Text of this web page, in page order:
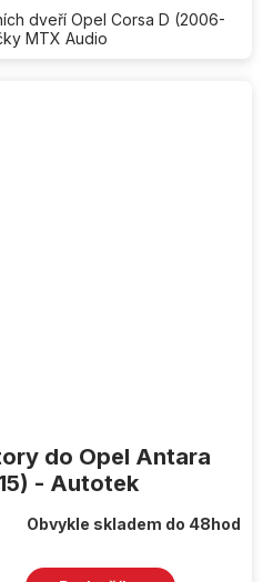
dveří Opel Corsa D (2006-
MTX Audio
do Opel Antara
- Autotek
Obvykle skladem do 48hod